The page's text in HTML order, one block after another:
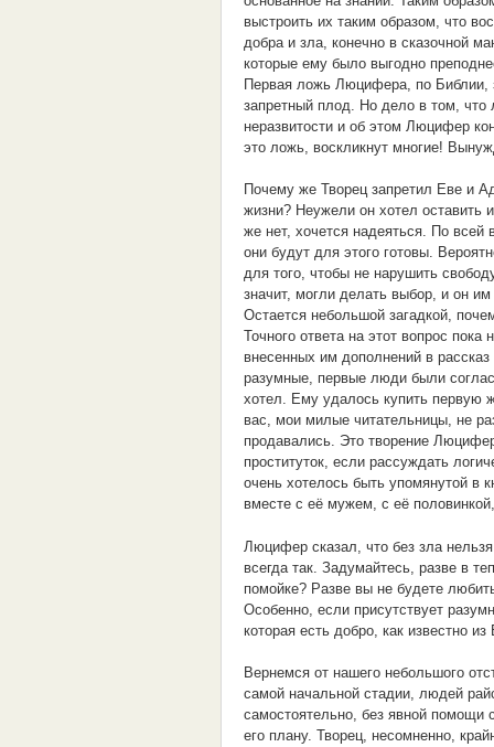
выстроить их таким образом, что
добра и зла, конечно в сказочной
которые ему было выгодно
Первая ложь Люцифера, по Библии,
запретный плод. Но дело в том,
неразвитости и об этом Люцифер
это ложь, воскликнут многие!
Почему же Творец запретил Еве и
жизни? Неужели он хотел оставить
же нет, хочется надеяться. По
они будут для этого готовы.
для того, чтобы не нарушить
значит, могли делать выбор, и он
Остается небольшой загадкой,
Точного ответа на этот вопрос
внесенных им дополнений в
разумные, первые люди были
хотел. Ему удалось купить первую
вас, мои милые читательницы, не
продавались. Это творение
проституток, если рассуждать
очень хотелось быть упомянутой в
вместе с её мужем, с её
Люцифер сказал, что без зла
всегда так. Задумайтесь, разве в
помойке? Разве вы не будете
Особенно, если присутствует
которая есть добро, как известно
Вернемся от нашего небольшого
самой начальной стадии, людей
самостоятельно, без явной
его плану. Творец, несомненно,